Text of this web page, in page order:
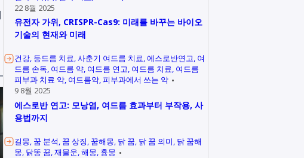
22 8월 2025
유전자 가위, CRISPR-Cas9: 미래를 바꾸는 바이오
기술의 현재와 미래
건강 등드름 치료 사춘기 여드름 치료 에스로반연고 여
드름 손독 여드름 약 여드름 연고 여드름 치료 여드름
피부과 치료 약 여드름약 피부과에서 쓰는 약
9 8월 2025
에스로반 연고: 모낭염, 여드름 효과부터 부작용, 사
용법까지
길몽 꿈 분석 꿈 상징 꿈해몽 닭 꿈 닭 꿈 의미 닭 꿈해
몽 닭똥 꿈 재물운 해몽 흉몽